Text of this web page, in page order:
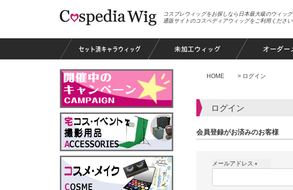
コスプレウィッグをお探しなら日本最大級のウィッグ
通販サイトのコスペディアウィッグをご利用ください
HOME ログイン
ログイン
会員登録がお済みのお客様
メールアドレス
必